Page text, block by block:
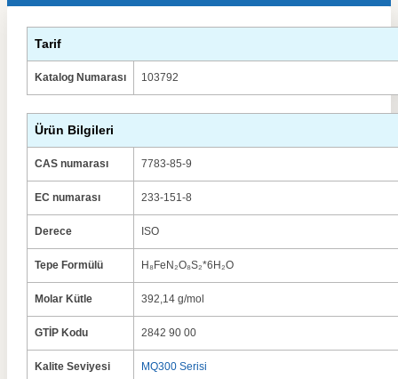
Tarif
Katalog Numarası 103792
Ürün Bilgileri
CAS numarası 7783-85-9
EC numarası 233-151-8
Derece ISO
Tepe Formülü H₈FeN₂O₈S₂*6H₂O
Molar Kütle 392,14 g/mol
GTİP Kodu 2842 90 00
Kalite Seviyesi MQ300 Serisi